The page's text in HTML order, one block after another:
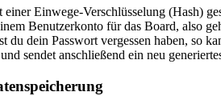
Einwege-Verschlüsselung (Hash)
Benutzerkonto für das Board, also
du dein Passwort vergessen haben, so
sendet anschließend ein neu